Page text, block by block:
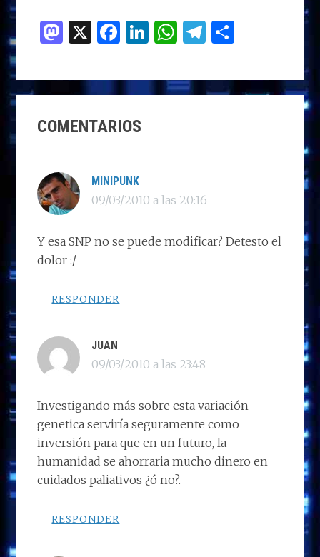
M
to
d
o
X F
ce
b
o
k
Li
k
e
W
at
s
T
e
g
m
p
INTERACCIONES
CON
LECTORES
COMENTARIOS
MINIPUNK
09/03/2010 a las 20:16
Y esa SNP no se puede modificar? Detesto el
dolor :/
RESPONDER
JUAN
09/03/2010 a las 23:48
Investigando más sobre esta variación
genetica serviría seguramente como
inversión para que en un futuro, la
humanidad se ahorraria mucho dinero en
cuidados paliativos ¿ó no?.
RESPONDER